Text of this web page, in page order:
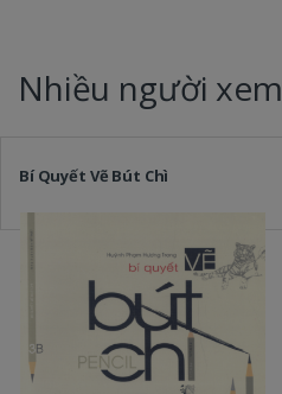
Nhiều người xem
Bí Quyết Vẽ Bút Chì